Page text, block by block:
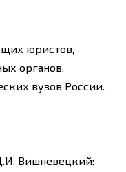
юристов,
органов,
вузов России.
Вишневецкий: